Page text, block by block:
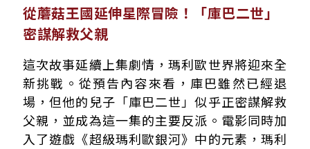
從蘑菇王國延伸星際冒險！「庫巴二世」
密謀解救父親
這次故事延續上集劇情，瑪利歐世界將迎來全
新挑戰。從預告內容來看，庫巴雖然已經退
場，但他的兒子「庫巴二世」似乎正密謀解救
父親，並成為這一集的主要反派。電影同時加
入了遊戲《超級瑪利歐銀河》中的元素，瑪利